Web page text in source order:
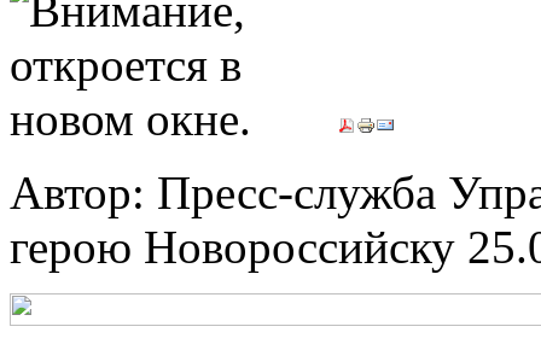
Автор: Пресс-служба
герою Новороссийску